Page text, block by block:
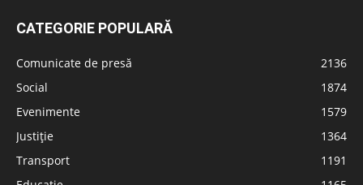
CATEGORIE POPULARĂ
Comunicate de presă
2136
Social
1874
Evenimente
1579
Justiție
1364
Transport
1191